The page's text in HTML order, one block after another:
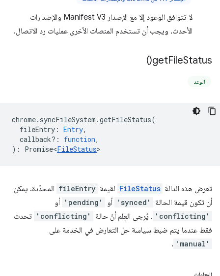
لا تتوافق الوعود إلا مع الإصدار Manifest V3 والإصدارات
الأحدث، ويجب أن تستخدم المنصات الأخرى عمليات رد الاتصال.
getFileStatus(
)
الوعد
chrome. syncFileSystem .getFileStatus(
fileEntry : Entry,
callback? : function,
) : Promise<FileStatus>
تعرض هذه الدالة FileStatus لقيمة fileEntry المحدّدة. يمكن
أن تكون قيمة الحالة
'synced' أو 'pending' أو
'conflicting' . يُرجى العِلم أنّ حالة 'conflicting' تحدث
فقط عندما يتم ضبط سياسة حل التعارض في الخدمة على
'manual'
.
المعلمات